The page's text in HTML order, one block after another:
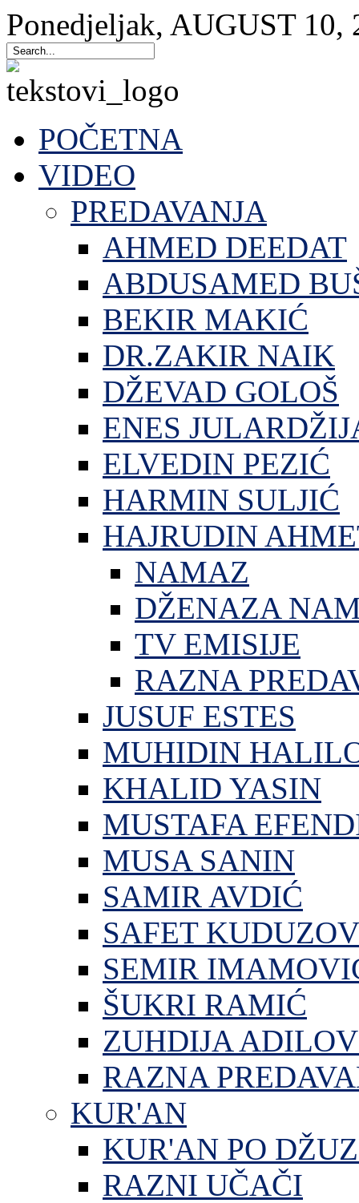
Ponedjeljak, AUGUST 10,
POČETNA
VIDEO
PREDAVANJA
AHMED DEEDAT
ABDUSAMED
BEKIR MAKIĆ
DR.ZAKIR NAIK
DŽEVAD GOLOŠ
ENES
ELVEDIN PEZIĆ
HARMIN SULJIĆ
HAJRUDIN
NAMAZ
DŽENAZA
TV EMISIJE
RAZNA
JUSUF ESTES
MUHIDIN
KHALID YASIN
MUSTAFA
MUSA SANIN
SAMIR AVDIĆ
SAFET
SEMIR
ŠUKRI RAMIĆ
ZUHDIJA
RAZNA
KUR'AN
KUR'AN PO
RAZNI UČAČI